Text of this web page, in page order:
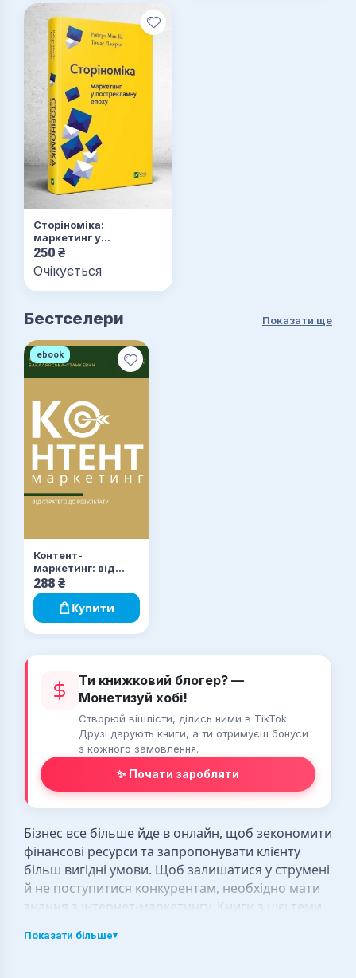
Сторіноміка:
маркетинг у
пострекламну епоху
250 ₴
Очікується
Бестселери Показати ще
ebook
Контент-
маркетинг: від
стратегії до
результату
288 ₴
Купити
Ти книжковий блогер? —
Монетизуй хобі!
Створюй вішлісти, ділись ними в TikTok.
Друзі дарують книги, а ти отримуєш бонуси
з кожного замовлення.
✨ Почати заробляти
Бізнес все більше йде в онлайн, щоб зекономити
фінансові ресурси та запропонувати клієнту
більш вигідні умови. Щоб залишатися у струмені
й не поступитися конкурентам, необхідно мати
знання з інтернет-маркетингу. Книги з цієї теми
продажів в інтернеті, розбіжності у просуванні в
Показати більше▾